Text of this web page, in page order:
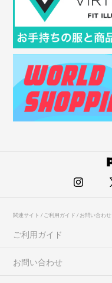
関連サイト / ご利用ガイド / お問い合わせ
ご利用ガイド
お問い合わせ